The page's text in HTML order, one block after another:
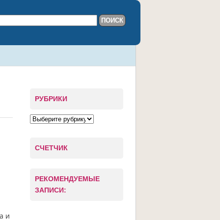
и
РУБРИКИ
СЧЕТЧИК
РЕКОМЕНДУЕМЫЕ
ЗАПИСИ: